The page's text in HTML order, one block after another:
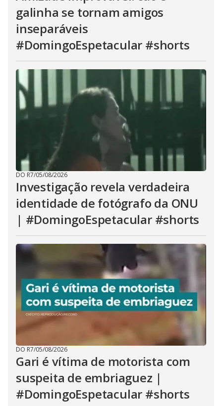
galinha se tornam amigos
inseparáveis
#DomingoEspetacular #shorts
DO R7/05/08/2026
Investigação revela verdadeira
identidade de fotógrafo da ONU
| #DomingoEspetacular #shorts
DO R7/05/08/2026
Gari é vítima de motorista com
suspeita de embriaguez |
#DomingoEspetacular #shorts